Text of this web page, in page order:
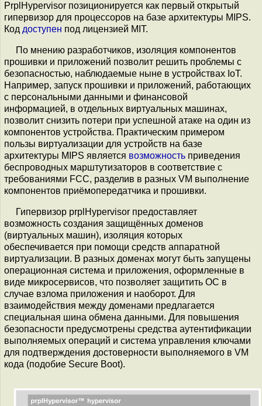
PrplHypervisor позиционируется как первый открытый
гипервизор для процессоров на базе архитектуры MIPS.
Код доступен под лицензией MIT.
По мнению разработчиков, изоляция компонентов
прошивки и приложений позволит решить проблемы с
безопасностью, наблюдаемые ныне в устройствах IoT.
Например, запуск прошивки и приложений, работающих
с персональными данными и финансовой
информацией, в отдельных виртуальных машинах,
позволит снизить потери при успешной атаке на один из
компонентов устройства. Практическим примером
пользы виртуализации для устройств на базе
архитектуры MIPS является возможность приведения
беспроводных марштутизаторов в соответствие с
требованиями FCC, разделив в разных VM выполнение
компонентов приёмопередатчика и прошивки.
Гипервизор prplHypervisor предоставляет
возможность создания защищённых доменов
(виртуальных машин), изоляция которых
обеспечивается при помощи средств аппаратной
виртуализации. В разных доменах могут быть запущены
операционная система и приложения, оформленные в
виде микросервисов, что позволяет защитить ОС в
случае взлома приложения и наоборот. Для
взаимодействия между доменами предлагается
специальная шина обмена данными. Для повышения
безопасности предусмотрены средства аутентификации
выполняемых операций и система управления ключами
для подтверждения достоверности выполняемого в VM
кода (подобие Secure Boot).